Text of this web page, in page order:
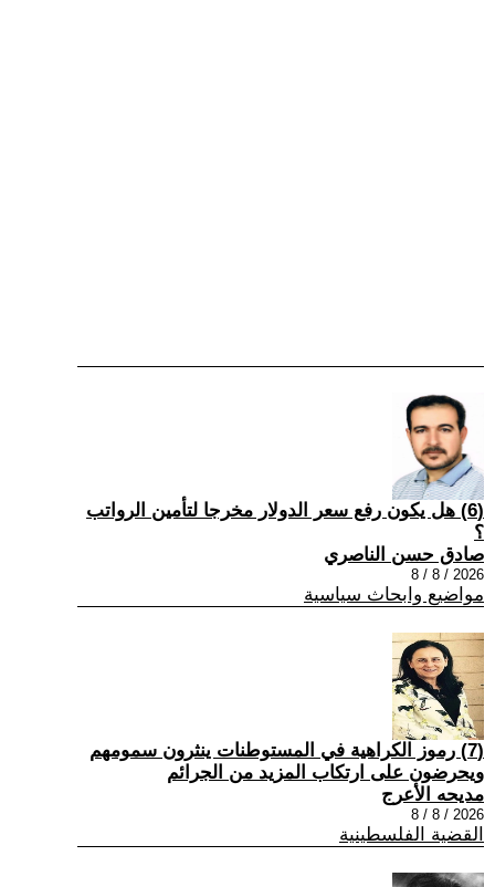
(6) هل يكون رفع سعر الدولار مخرجا لتأمين الرواتب
؟
صادق حسن الناصري
2026 / 8 / 8
مواضيع وابحاث سياسية
(7) رموز الكراهية في المستوطنات ينثرون سمومهم
ويحرضون على ارتكاب المزيد من الجرائم
مديحه الأعرج
2026 / 8 / 8
القضية الفلسطينية